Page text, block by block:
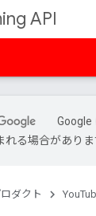
API
Google
れる場合がありま
ダクト